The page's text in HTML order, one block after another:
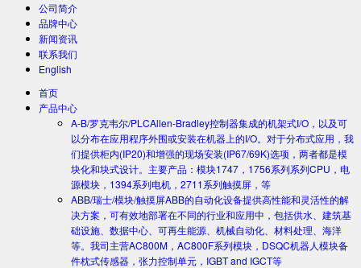
公司简介
品牌中心
新闻资讯
联系我们
English
首页
产品中心
A-B/罗克韦尔/PLCAllen-Bradley控制器集成的机架式I/O，以及可
以分布在应用程序外围或安装在机器上的I/O。对于分布式应用，我
们提供柜内(IP20)和增强的现场安装(IP67/69K)选项，两者都是模
块化和块式设计。主要产品：模块1747，1756系列系列CPU，电
源模块，1394系列电机，2711系列触摸屏，等
ABB/瑞士/模块/触摸屏ABB的自动化设备提供高性能和灵活性的解
决方案，可有效地部署在不同的行业和应用中，包括供水、建筑基
础设施、数据中心、可再生能源、机械自动化、材料处理、海洋
等。我司主营AC800M，AC800F系列模块，DSQC机器人模块备
件枕式传感器，张力控制单元，IGBT and IGCT等